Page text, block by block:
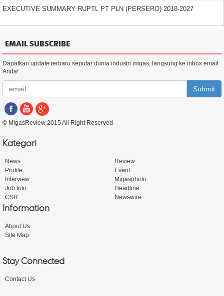
EXECUTIVE SUMMARY RUPTL PT PLN (PERSERO) 2018-2027
EMAIL SUBSCRIBE
Dapatkan update terbaru seputar dunia industri migas, langsung ke inbox email
Anda!
Submit
© MigasReview 2015 All Right Reserved
Kategori
News
Review
Profile
Event
Interview
Migasphoto
Job Info
Headline
CSR
Newswire
Information
About Us
Site Map
Stay Connected
Contact Us